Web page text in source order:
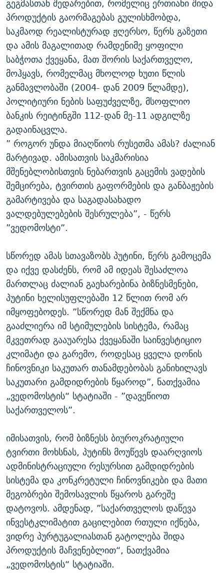
გეგმასთან შედარებით, რომელიც ერთიანი შიდა
პროდუქტის გაორმაგებას გულისხმობდა,
საკმაოდ რეალისტურად ჟღერსო, წერს გაზეთი
და ამის მაგალითად რამდენიმე ყოფილი
საბჭოთა ქვეყანა, მათ შორის საქართველო,
მოჰყავს, რომელმაც მხოლოდ ხუთი წლის
განმავლობაში (2004- დან 2009 წლამდე),
პოლიტიური ნების საფუძველზე, მსოფლიო
ბანკის რეიტინგში 112-დან მე-11 ადგილზე
გადაინაცვლა.
” როგორ უნდა მიაღწიოს რუსეთმა ამას? ძალიან
მარტივად. ამისათვის საკმარისია
მშენებლობისთვის ნებართვის გაცემის ვადების
შემცირება, ტვირთის გაფორმების და განბაჟების
გამარტივება და საგადასახადო
ვალდებულებების შესრულება”, - წერს
”ვედომოსტი”.
სწორედ ამას სთავაზობს პუტინი, წერს გამოცემა
და იქვე დასძენს, რომ ამ იდეას შესაძლოა
მართლაც ძალიან გაეხარებინა ბიზნესმენები,
პუტინი ხელისუფლებაში 12 წლით რომ არ
იმყოფებოდეს. ”სწორედ მან შექმნა და
გააძლიერა იმ სტიმულების სისტემა, რამაც
მკვეთრად გააუარესა ქვეყანაში საინვესტიციო
კლიმატი და გარემო, როდესაც ყველა დონის
ჩინოვნიკი საკუთარ თანამდებობას განიხილავს
საკუთარი გამდიდრების წყაროდ”, ნათქვამია
„ვედომოსტის“ სტატიაში - ”დავეწიოთ
საქართველოს”.
იმისათვის, რომ ბიზნესს ბიუროკრატიული
ტვირთი მოხსნას, პუტინს მოუწევს დაარღვიოს
ადმინისტრაციული რესურსით გამდიდრების
სისტემა და კონკრეტული ჩინოვნიკები და მათი
მეგობრები შემოსავლის წყაროს გარეშე
დატოვოს. ამდენად, ”საქართველოს დაწევა
ინვესტკლიმატით გაცილებით რთული იქნება,
ვიდრე პურტუგალიასთან გატოლება შიდა
პროდუქტის მაჩვენებლით“, ნათქვამია
„ვედომოსტის“ სტატიაში.